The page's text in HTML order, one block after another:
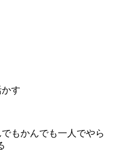
す
もかんでも一人でやら